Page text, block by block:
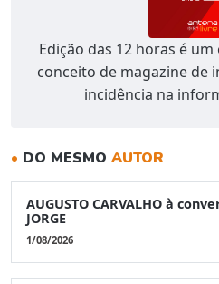
Edição das 12 horas é
conceito de magazine de
incidência na
• DO MESMO AUTOR
AUGUSTO CARVALHO à
JORGE
1/08/2026